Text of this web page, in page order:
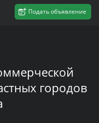
Подать объявление
городов